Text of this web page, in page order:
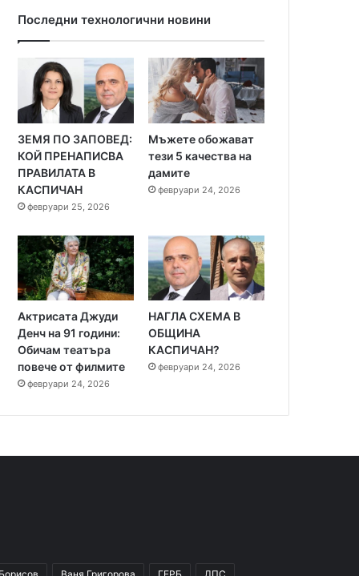
Последни технологични новини
ЗЕМЯ ПО ЗАПОВЕД:
КОЙ ПРЕНАПИСВА
ПРАВИЛАТА В
КАСПИЧАН
февруари 25, 2026
Мъжете обожават
тези 5 качества на
дамите
февруари 24, 2026
Актрисата Джуди
Денч на 91 години:
Обичам театъра
повече от филмите
февруари 24, 2026
НАГЛА СХЕМА В
ОБЩИНА
КАСПИЧАН?
февруари 24, 2026